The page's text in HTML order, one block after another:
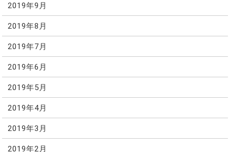
2019年9月
2019年8月
2019年7月
2019年6月
2019年5月
2019年4月
2019年3月
2019年2月